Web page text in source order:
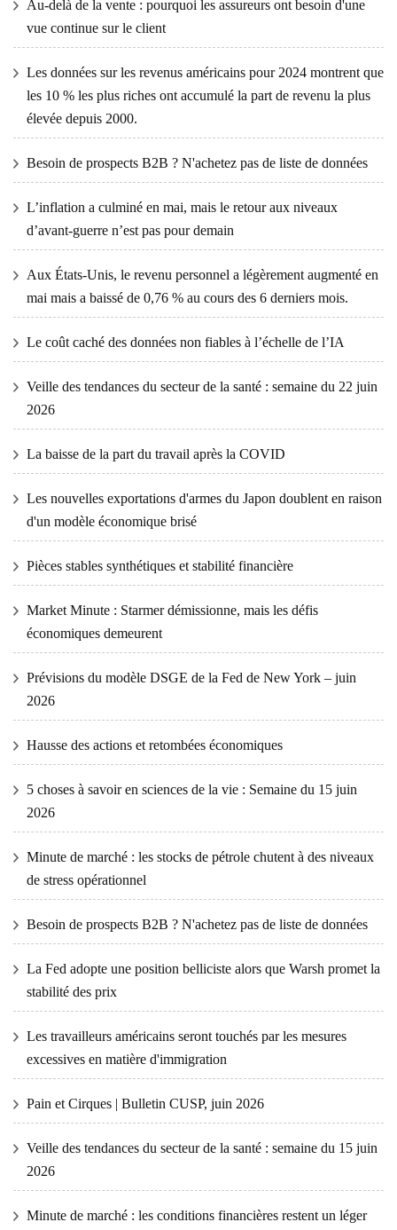
Au-delà de la vente : pourquoi les assureurs ont besoin d'une
vue continue sur le client
Les données sur les revenus américains pour 2024 montrent que
les 10 % les plus riches ont accumulé la part de revenu la plus
élevée depuis 2000.
Besoin de prospects B2B ? N'achetez pas de liste de données
L’inflation a culminé en mai, mais le retour aux niveaux
d’avant-guerre n’est pas pour demain
Aux États-Unis, le revenu personnel a légèrement augmenté en
mai mais a baissé de 0,76 % au cours des 6 derniers mois.
Le coût caché des données non fiables à l’échelle de l’IA
Veille des tendances du secteur de la santé : semaine du 22 juin
2026
La baisse de la part du travail après la COVID
Les nouvelles exportations d'armes du Japon doublent en raison
d'un modèle économique brisé
Pièces stables synthétiques et stabilité financière
Market Minute : Starmer démissionne, mais les défis
économiques demeurent
Prévisions du modèle DSGE de la Fed de New York – juin
2026
Hausse des actions et retombées économiques
5 choses à savoir en sciences de la vie : Semaine du 15 juin
2026
Minute de marché : les stocks de pétrole chutent à des niveaux
de stress opérationnel
Besoin de prospects B2B ? N'achetez pas de liste de données
La Fed adopte une position belliciste alors que Warsh promet la
stabilité des prix
Les travailleurs américains seront touchés par les mesures
excessives en matière d'immigration
Pain et Cirques | Bulletin CUSP, juin 2026
Veille des tendances du secteur de la santé : semaine du 15 juin
2026
Minute de marché : les conditions financières restent un léger